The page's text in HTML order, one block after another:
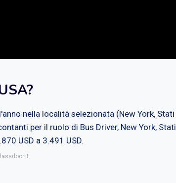
nella località selezionata (New York, Stati
per il ruolo di Bus Driver, New York, Stati
USD a 3.491 USD.